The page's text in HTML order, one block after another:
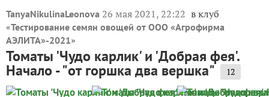
TanyaNikulinaLeonova 26 мая 2021, 22:22 в клуб
«Тестирование семян овощей от ООО «Агрофирма
АЭЛИТА»-2021»
Томаты 'Чудо карлик' и 'Добрая фея'.
Начало - "от горшка два вершка" 12